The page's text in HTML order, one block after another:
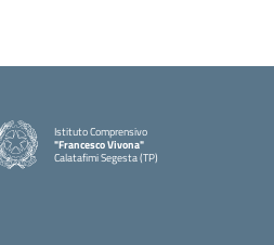
Istituto Comprensivo
"Francesco Vivona"
Calatafimi Segesta (TP)
— Visita la pagina iniziale della scuola